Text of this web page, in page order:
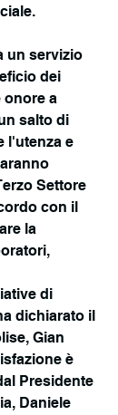
un servizio
dei
onore a
salto di
l'utenza e
Settore
con il
la
di
dichiarato il
Gian
è
Presidente
Daniele